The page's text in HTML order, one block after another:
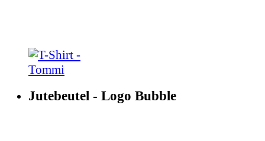
Jutebeutel - Logo Bubble